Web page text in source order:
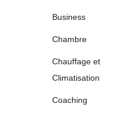
Business
Chambre
Chauffage et
Climatisation
Coaching